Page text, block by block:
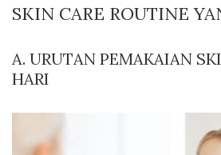
SKIN CARE ROUTINE
A. URUTAN PEMAKAIAN
HARI